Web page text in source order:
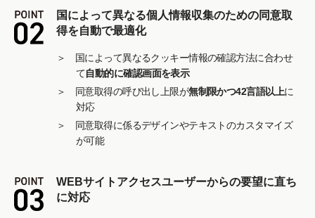
国によって異なる個⼈情報収集のための同意取
得を⾃動で最適化
＞ 国によって異なるクッキー情報の確認方法に合わせ
て自動的に確認画面を表示
＞ 同意取得の呼び出し上限が無制限かつ42言語以上に
対応
＞ 同意取得に係るデザインやテキストのカスタマイズ
が可能
WEBサイトアクセスユーザーからの要望に直ち
に対応